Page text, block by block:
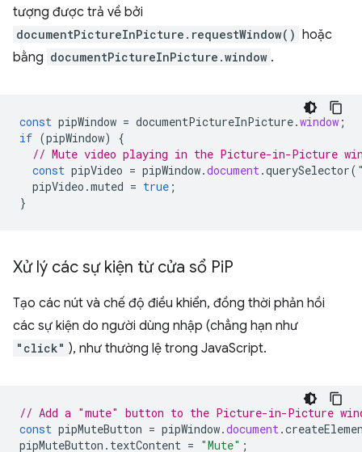
tượng được trả về bởi
documentPictureInPicture.requestWindow() hoặc
bằng documentPictureInPicture.window .
const pipWindow = documentPictureInPicture.window ;
if (pipWindow)
{
// Mute video playing in the Picture-in-Picture
const pipVideo = pipWindow.document .querySelector(
pipVideo .muted = true ;
}
Xử lý các sự kiện từ cửa sổ PiP
Tạo các nút và chế độ điều khiển, đồng thời phản hồi
các sự kiện do người dùng nhập (chẳng hạn như
"click" ), như thường lệ trong JavaScript.
// Add a "mute" button to the Picture-in-Picture
const pipMuteButton = pipWindow.document .
pipMuteButton . textContent = "Mute" ;